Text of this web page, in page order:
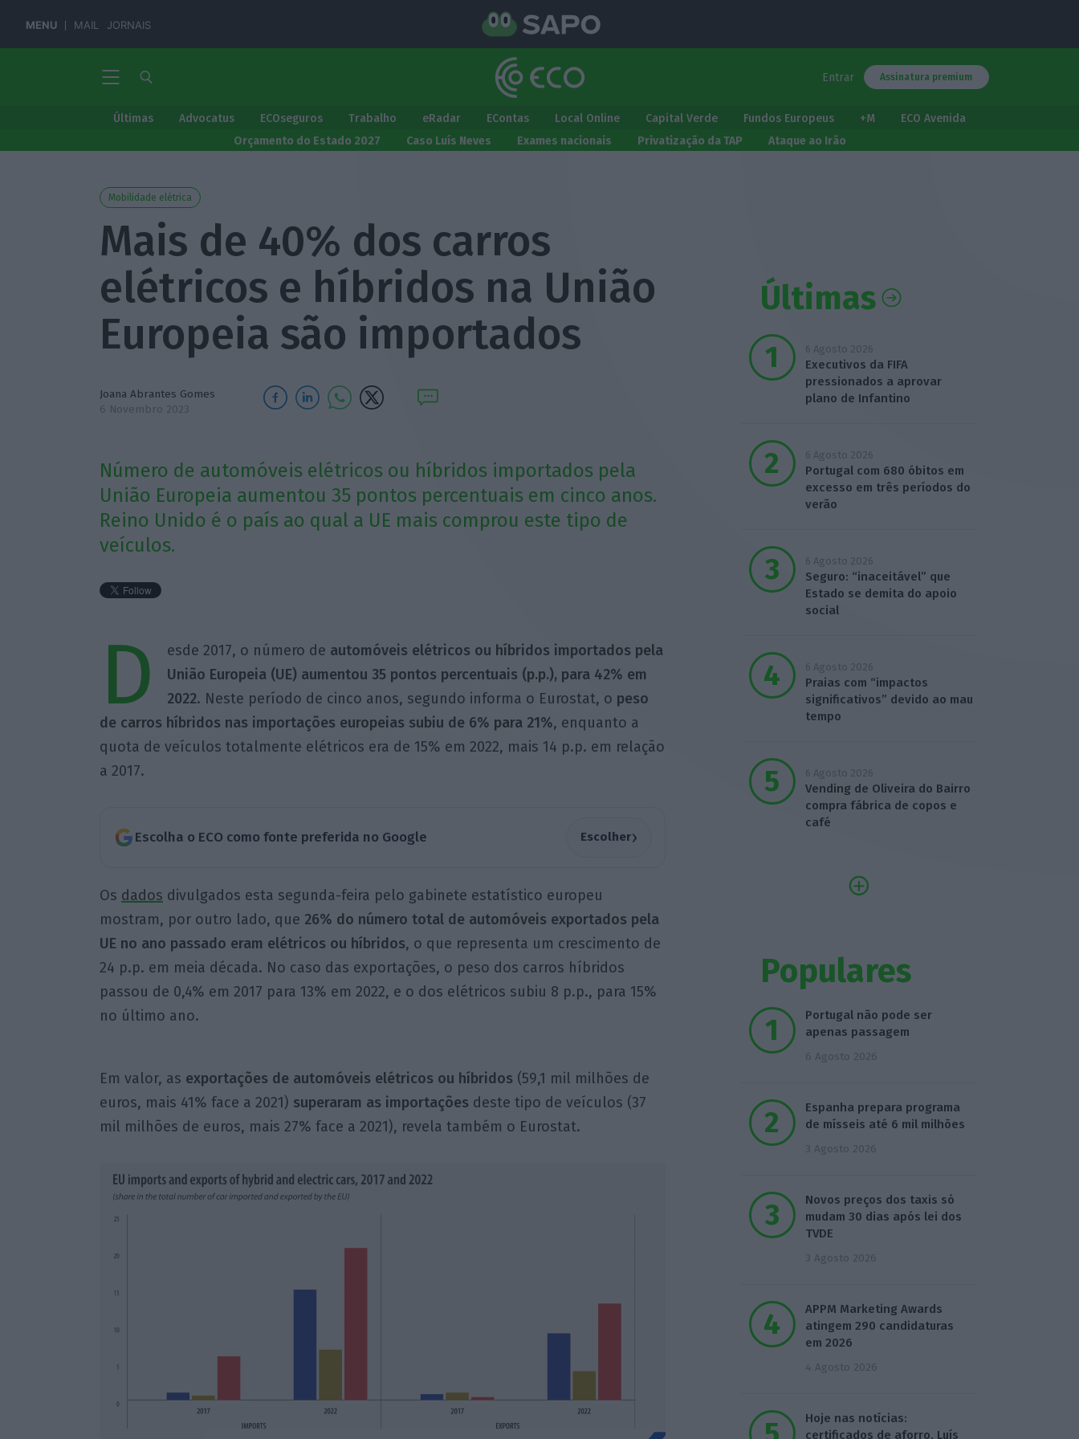
MENU MAIL JORNAIS
Entrar Assinatura premium
Últimas Advocatus ECOseguros Trabalho eRadar EContas Local Online Capital Verde Fundos Europeus +M
ECO Avenida
Orçamento do Estado 2027
Caso Luís Neves Exames nacionais Privatização da TAP Ataque ao Irão
Mobilidade elétrica
Mais de 40% dos carros
elétricos e híbridos na União
Europeia são importados
Joana Abrantes Gomes
6 Novembro 2023
Número de automóveis elétricos ou híbridos importados pela
União Europeia aumentou 35 pontos percentuais em cinco anos.
Reino Unido é o país ao qual a UE mais comprou este tipo de
veículos.
D esde 2017, o número de automóveis elétricos ou híbridos importados pela
União Europeia (UE) aumentou 35 pontos percentuais (p.p.), para 42% em
2022. Neste período de cinco anos, segundo informa o Eurostat, o peso
de carros híbridos nas importações europeias subiu de 6% para 21%, enquanto a
quota de veículos totalmente elétricos era de 15% em 2022, mais 14 p.p. em relação
a 2017.
Escolha o ECO como fonte preferida no Google Escolher›
Os dados divulgados esta segunda-feira pelo gabinete estatístico europeu
mostram, por outro lado, que 26% do número total de automóveis exportados pela
UE no ano passado eram elétricos ou híbridos, o que representa um crescimento de
24 p.p. em meia década. No caso das exportações, o peso dos carros híbridos
passou de 0,4% em 2017 para 13% em 2022, e o dos elétricos subiu 8 p.p., para 15%
no último ano.
Em valor, as exportações de automóveis elétricos ou híbridos (59,1 mil milhões de
euros, mais 41% face a 2021) superaram as importações deste tipo de veículos (37
mil milhões de euros, mais 27% face a 2021), revela também o Eurostat.
Últimas
6 Agosto 2026
Executivos da FIFA
pressionados a aprovar
plano de Infantino
6 Agosto 2026
Portugal com 680 óbitos em
excesso em três períodos do
verão
6 Agosto 2026
Seguro: “inaceitável” que
Estado se demita do apoio
social
6 Agosto 2026
Praias com “impactos
significativos” devido ao mau
tempo
6 Agosto 2026
Vending de Oliveira do Bairro
compra fábrica de copos e
café
Populares
Portugal não pode ser
apenas passagem
6 Agosto 2026
Espanha prepara programa
de mísseis até 6 mil milhões
3 Agosto 2026
Novos preços dos taxis só
mudam 30 dias após lei dos
TVDE
3 Agosto 2026
APPM Marketing Awards
atingem 290 candidaturas
em 2026
4 Agosto 2026
Hoje nas notícias:
certificados de aforro, Luís